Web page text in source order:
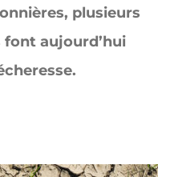
plusieurs
aujourd’hui